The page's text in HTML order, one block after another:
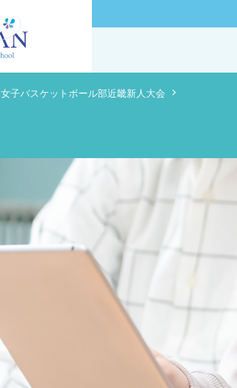
女子バスケットボール部近畿新人大会